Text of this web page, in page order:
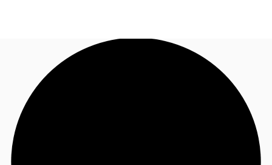
オフィス・事務所
倉庫・物流センター
お電話